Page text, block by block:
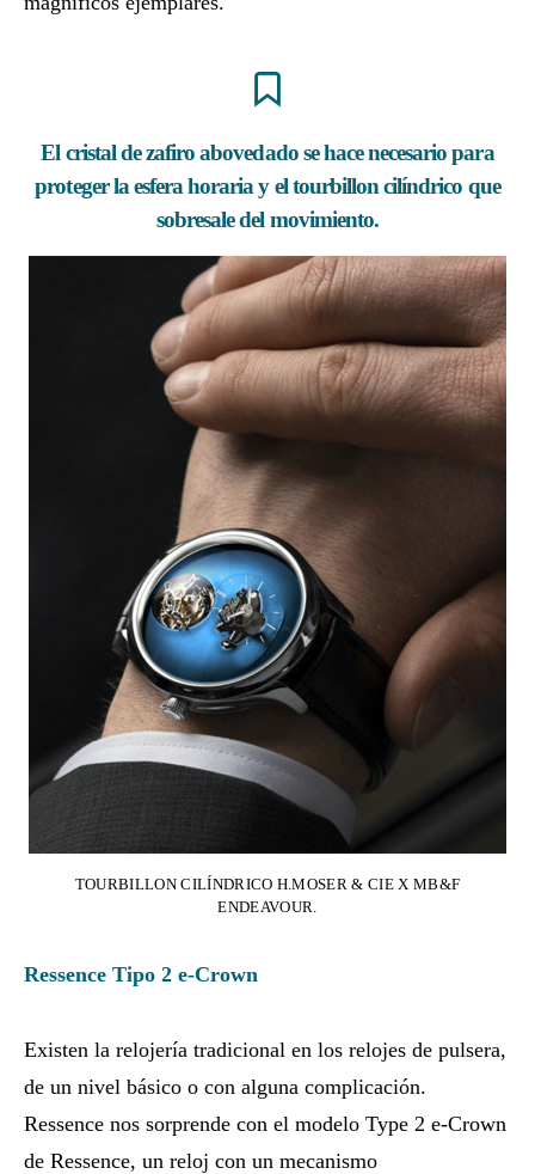
El cristal de zafiro abovedado se hace necesario para
proteger la esfera horaria y el tourbillon cilíndrico que
sobresale del movimiento.
TOURBILLON CILÍNDRICO H.MOSER & CIE X MB&F
ENDEAVOUR.
Ressence Tipo 2 e-Crown
Existen la relojería tradicional en los relojes de pulsera,
de un nivel básico o con alguna complicación.
Ressence nos sorprende con el modelo Type 2 e-Crown
de Ressence, un reloj con un mecanismo